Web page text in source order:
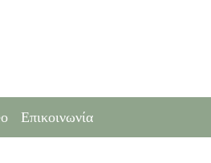
Επικοινωνία